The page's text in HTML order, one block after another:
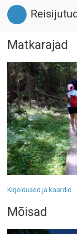
Liigu
edasi
põhisisu
Matkarajad
Kirjeldused ja kaardid
Mõisad